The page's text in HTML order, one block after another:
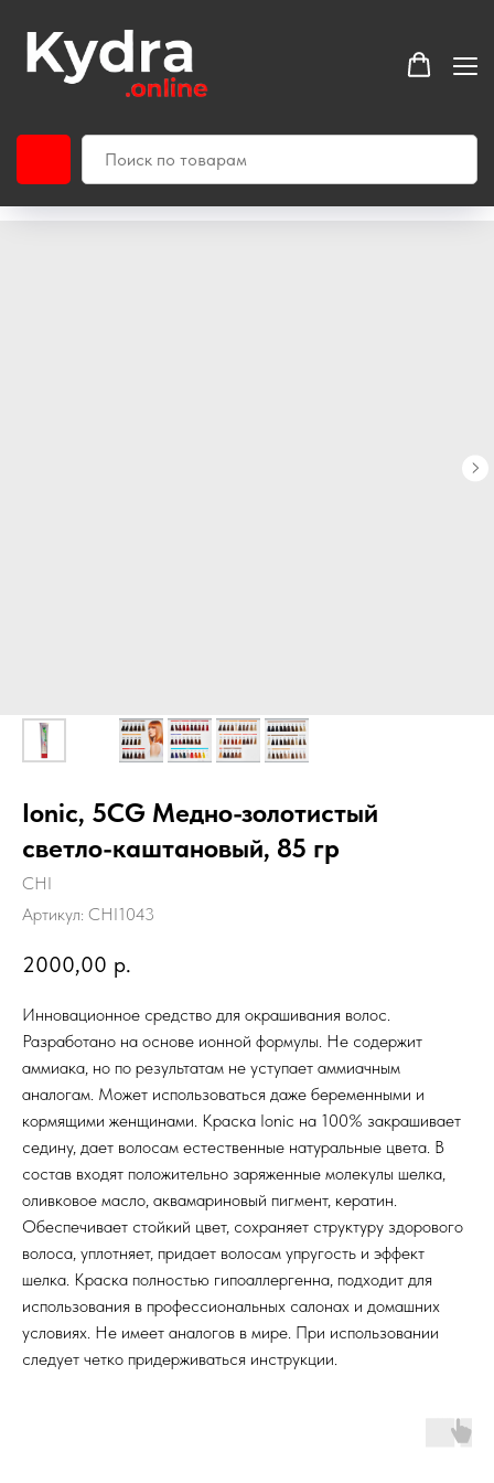
Ionic, 5CG Медно-золотистый
светло-каштановый, 85 гр
CHI
Артикул: CHI1043
2000,00 р.
Инновационное средство для окрашивания волос.
Разработано на основе ионной формулы. Не содержит
аммиака, но по результатам не уступает аммиачным
аналогам. Может использоваться даже беременными и
кормящими женщинами. Краска Ionic на 100% закрашивает
седину, дает волосам естественные натуральные цвета. В
состав входят положительно заряженные молекулы шелка,
оливковое масло, аквамариновый пигмент, кератин.
Обеспечивает стойкий цвет, сохраняет структуру здорового
волоса, уплотняет, придает волосам упругость и эффект
шелка. Краска полностью гипоаллергенна, подходит для
использования в профессиональных салонах и домашних
условиях. Не имеет аналогов в мире. При использовании
следует четко придерживаться инструкции.